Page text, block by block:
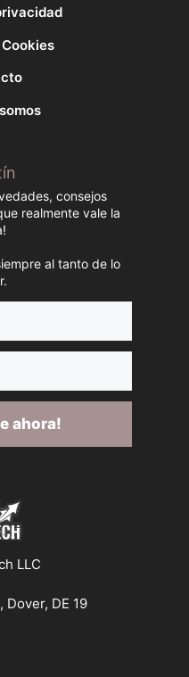
consejos
realmente vale la
al tanto de lo
ahora!
LLC
Dover, DE 19